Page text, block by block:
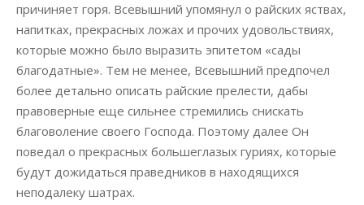
причиняет горя. Всевышний упомянул о райских яствах,
напитках, прекрасных ложах и прочих удовольствиях,
которые можно было выразить эпитетом «сады
благодатные». Тем не менее, Всевышний предпочел
более детально описать райские прелести, дабы
правоверные еще сильнее стремились снискать
благоволение своего Господа. Поэтому далее Он
поведал о прекрасных большеглазых гуриях, которые
будут дожидаться праведников в находящихся
неподалеку шатрах.